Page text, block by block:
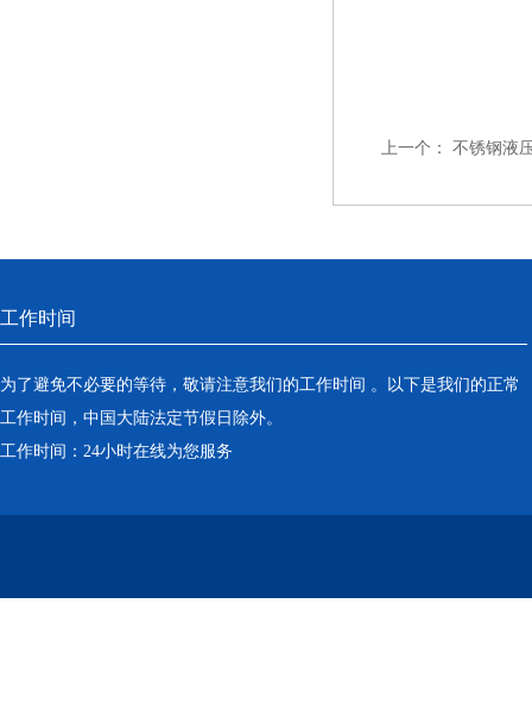
上一个： 不锈钢液
工作时间
为了避免不必要的等待，敬请注意我们的工作时间 。以下是我们的正常
工作时间，中国大陆法定节假日除外。
工作时间：24小时在线为您服务